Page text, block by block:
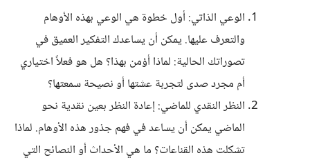
الوعي الذاتي: أول خطوة هي الوعي بهذه الأوهام
والتعرف عليها. يمكن أن يساعدك التفكير العميق في
تصوراتك الحالية: لماذا أؤمن بهذا؟ هل هو فعلاً اختياري
أم مجرد صدى لتجربة عشتها أو نصيحة سمعتها؟
النظر النقدي للماضي: إعادة النظر بعين نقدية نحو
الماضي يمكن أن يساعد في فهم جذور هذه الأوهام. لماذا
تشكلت هذه القناعات؟ ما هي الأحداث أو النصائح التي